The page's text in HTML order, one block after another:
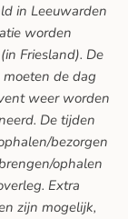
in Leeuwarden
worden
Friesland). De
de dag
weer worden
De tijden
bezorgen
ophalen
Extra
zijn mogelijk,